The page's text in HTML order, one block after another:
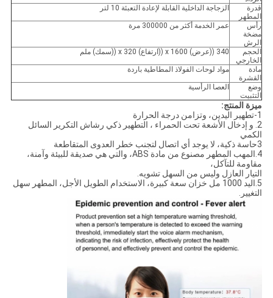
قدرة
المطهر
الزجاجة الداخلية القابلة لإعادة التعبئة 10 لتر
رأس
مضخة
الرش
عمر الخدمة أكثر من 300000 مرة
الحجم
الخارجي
340 ((عرض) x 1600 ((ارتفاع) x 320 ((سمك) ملم
مادة
القشرة
مواد لوحات الفولاذ المطاطية باردة
وضع
التثبيت
العصا الرأسية
ميزة المنتج:
1-تطهير اليدين، وتزامن درجة الحرارة
2. و إدخال الأشعة تحت الحمراء ، التطهير ذكي رشاش التكرير السائل
الكمي
3حاسة ذكية، لا يوجد أي اتصال لتجنب خطر العدوى المتقاطعة
4.المهب المطهر مصنوع من مادة ABS، والتي هي صديقة للبيئة وآمنة،
مقاومة للتآكل،
التيار العازل وليس من السهل تشويه.
5.اليد 1000 مل خزان سعة كبيرة، الاستخدام الطويل الأجل، المطهر سهل
التغيير.